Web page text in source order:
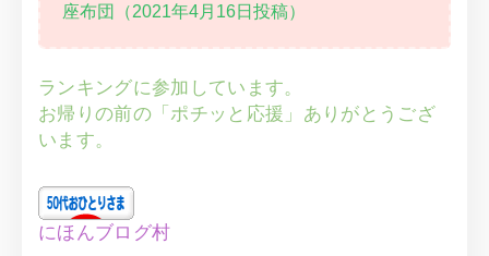
座布団（2021年4月16日投稿）
ランキングに参加しています。
お帰りの前の「ポチッと応援」ありがとうござ
います。
にほんブログ村